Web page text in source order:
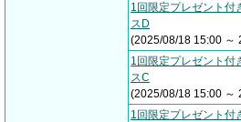
1回限定プレゼント
スD
(2025/08/18 15:00 ～
1回限定プレゼント
スC
(2025/08/18 15:00 ～
1回限定プレゼント